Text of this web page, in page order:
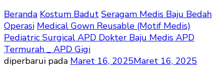
Beranda Kostum Badut Seragam Medis Baju Bedah
Operasi Medical Gown Reusable (Motif Medis)
Pediatric Surgical APD Dokter Baju Medis APD
Termurah _ APD Gigi
diperbarui pada Maret 16, 2025Maret 16, 2025